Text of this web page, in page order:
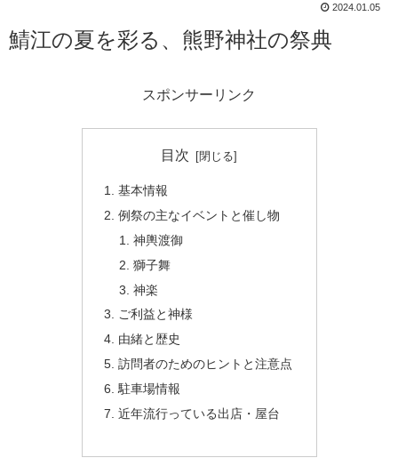
2024.01.05
鯖江の夏を彩る、熊野神社の祭典
スポンサーリンク
目次
基本情報
例祭の主なイベントと催し物
神輿渡御
獅子舞
神楽
ご利益と神様
由緒と歴史
訪問者のためのヒントと注意点
駐車場情報
近年流行っている出店・屋台